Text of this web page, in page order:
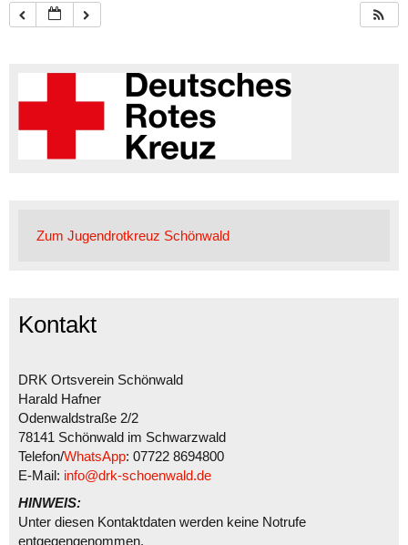
Zum Jugendrotkreuz Schönwald
Kontakt
DRK Ortsverein Schönwald
Harald Hafner
Odenwaldstraße 2/2
78141 Schönwald im Schwarzwald
Telefon/WhatsApp: 07722 8694800
E-Mail: info@drk-schoenwald.de
HINWEIS:
Unter diesen Kontaktdaten werden keine Notrufe
entgegengenommen.